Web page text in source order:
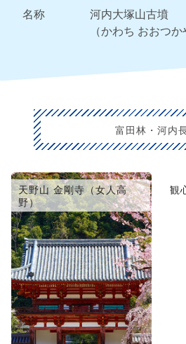
名称
河内大塚山古墳
（かわち おおつか
富田林・河内
天野山 金剛寺（女人高
野）
観